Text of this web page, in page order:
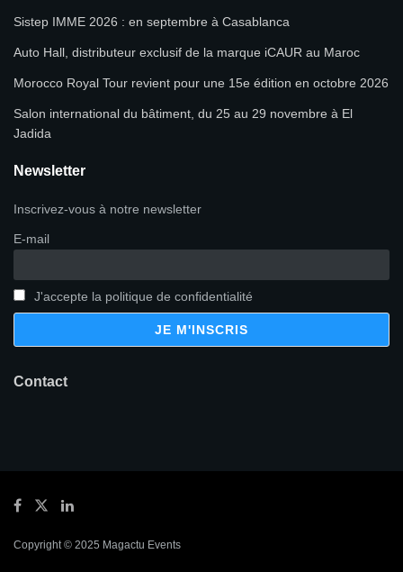
Sistep IMME 2026 : en septembre à Casablanca
Auto Hall, distributeur exclusif de la marque iCAUR au Maroc
Morocco Royal Tour revient pour une 15e édition en octobre 2026
Salon international du bâtiment, du 25 au 29 novembre à El
Jadida
Newsletter
Inscrivez-vous à notre newsletter
E-mail
J'accepte la politique de confidentialité
Contact
Copyright © 2025 Magactu Events